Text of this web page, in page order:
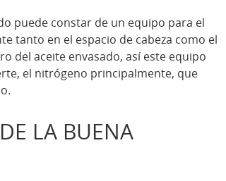
puede constar de un equipo para el
tanto en el espacio de cabeza como el
del aceite envasado, así este equipo
el nitrógeno principalmente, que
LA BUENA